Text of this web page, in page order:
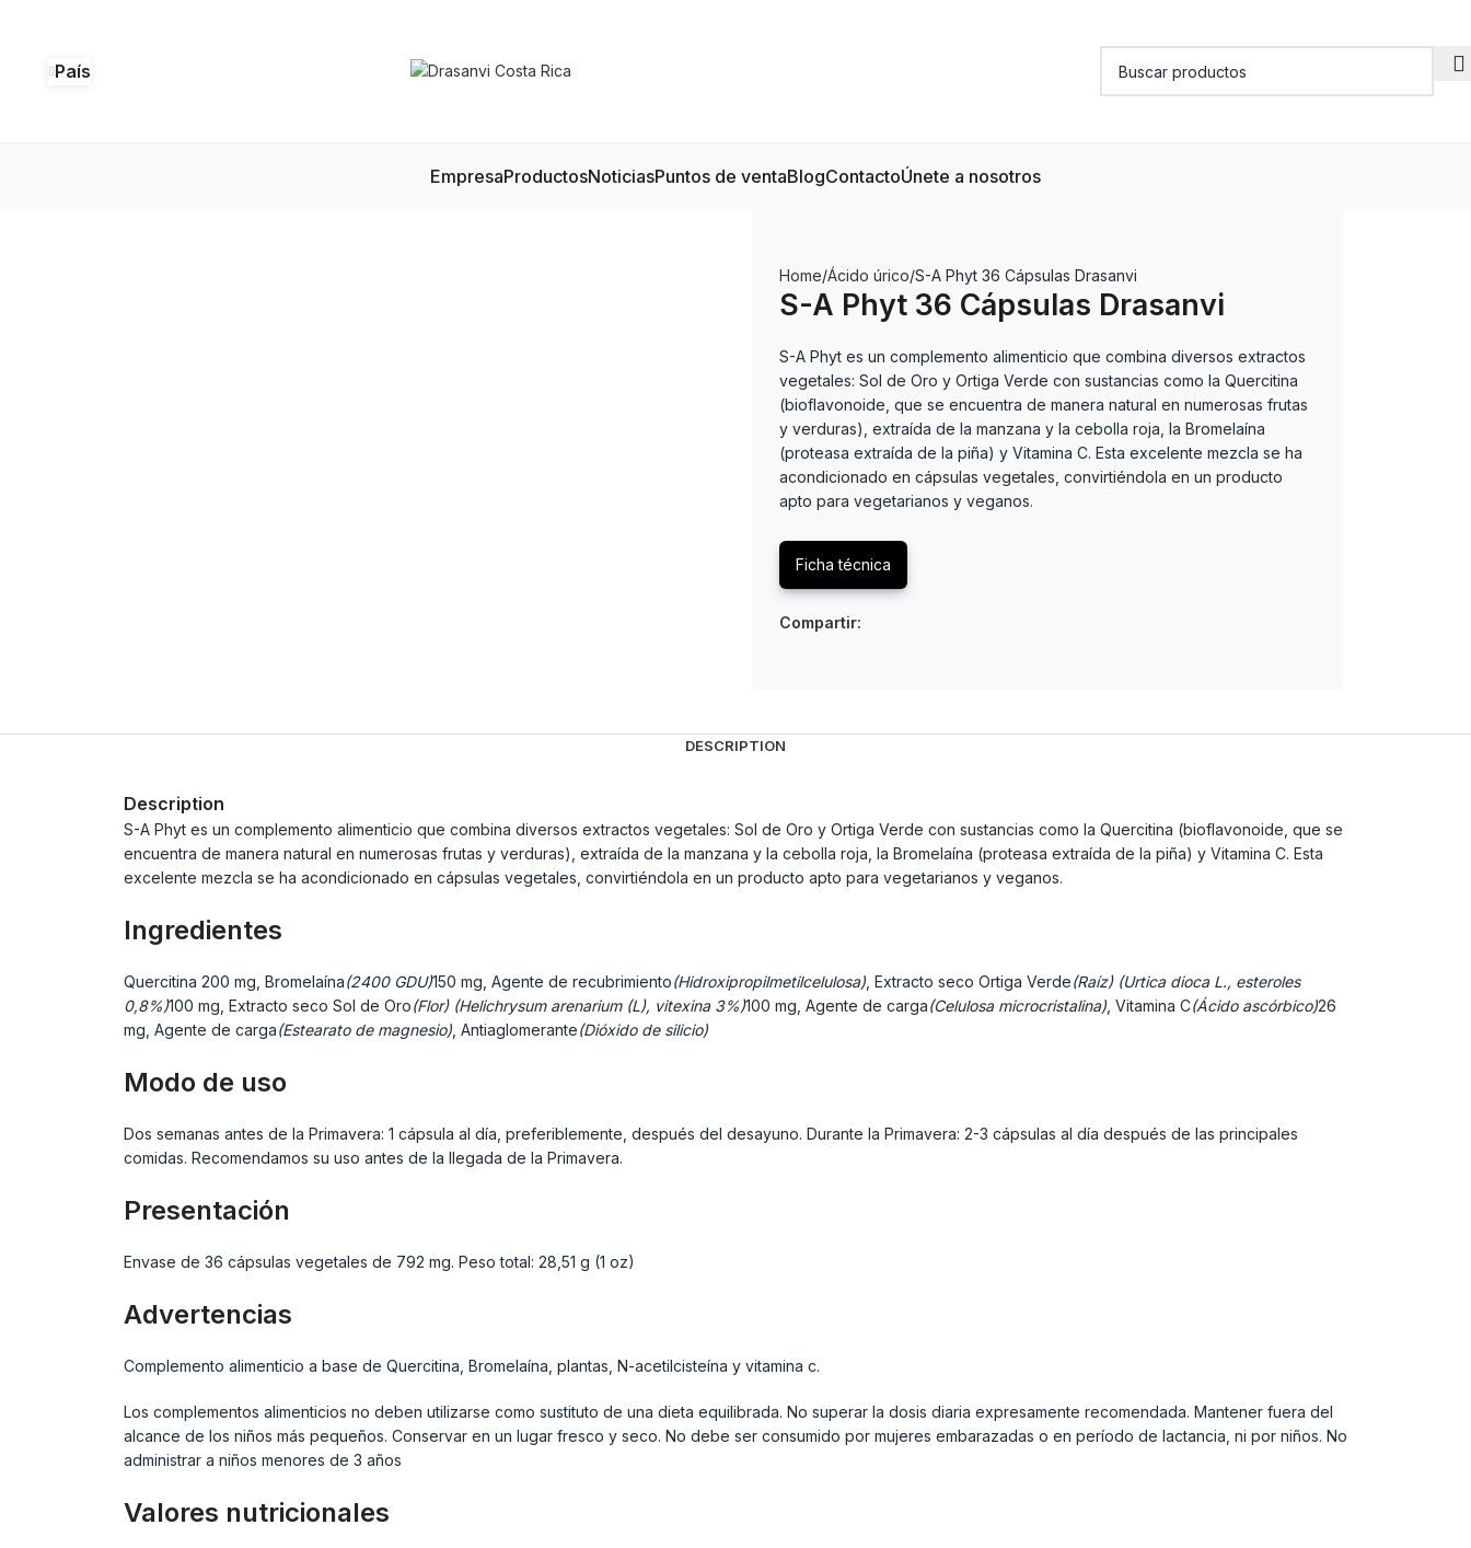
País
EmpresaProductosNoticiasPuntos de ventaBlogContactoÚnete a nosotros
Home Ácido úrico S-A Phyt 36 Cápsulas Drasanvi
S-A Phyt 36 Cápsulas Drasanvi
S-A Phyt es un complemento alimenticio que combina diversos extractos
vegetales: Sol de Oro y Ortiga Verde con sustancias como la Quercitina
(bioflavonoide, que se encuentra de manera natural en numerosas frutas
y verduras), extraída de la manzana y la cebolla roja, la Bromelaína
(proteasa extraída de la piña) y Vitamina C. Esta excelente mezcla se ha
acondicionado en cápsulas vegetales, convirtiéndola en un producto
apto para vegetarianos y veganos.
Ficha técnica
Compartir:
DESCRIPTION
Description
S-A Phyt es un complemento alimenticio que combina diversos extractos vegetales: Sol de Oro y Ortiga Verde con sustancias como la Quercitina (bioflavonoide, que se
encuentra de manera natural en numerosas frutas y verduras), extraída de la manzana y la cebolla roja, la Bromelaína (proteasa extraída de la piña) y Vitamina C. Esta
excelente mezcla se ha acondicionado en cápsulas vegetales, convirtiéndola en un producto apto para vegetarianos y veganos.
Ingredientes
Quercitina 200 mg, Bromelaína(2400 GDU)150 mg, Agente de recubrimiento(Hidroxipropilmetilcelulosa), Extracto seco Ortiga Verde(Raíz) (Urtica dioca L., esteroles
0,8%)100 mg, Extracto seco Sol de Oro(Flor) (Helichrysum arenarium (L), vitexina 3%)100 mg, Agente de carga(Celulosa microcristalina), Vitamina C(Ácido ascórbico)26
mg, Agente de carga(Estearato de magnesio), Antiaglomerante(Dióxido de silicio)
Modo de uso
Dos semanas antes de la Primavera: 1 cápsula al día, preferiblemente, después del desayuno. Durante la Primavera: 2-3 cápsulas al día después de las principales
comidas. Recomendamos su uso antes de la llegada de la Primavera.
Presentación
Envase de 36 cápsulas vegetales de 792 mg. Peso total: 28,51 g (1 oz)
Advertencias
Complemento alimenticio a base de Quercitina, Bromelaína, plantas, N-acetilcisteína y vitamina c.
Los complementos alimenticios no deben utilizarse como sustituto de una dieta equilibrada. No superar la dosis diaria expresamente recomendada. Mantener fuera del
alcance de los niños más pequeños. Conservar en un lugar fresco y seco. No debe ser consumido por mujeres embarazadas o en período de lactancia, ni por niños. No
administrar a niños menores de 3 años
Valores nutricionales